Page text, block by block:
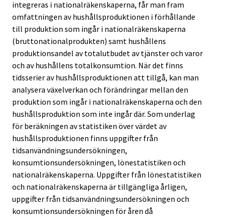
integreras i nationalräkenskaperna, får man fram
omfattningen av hushållsproduktionen i förhållande
till produktion som ingår i nationalräkenskaperna
(bruttonationalprodukten) samt hushållens
produktionsandel av totalutbudet av tjänster och varor
och av hushållens totalkonsumtion. När det finns
tidsserier av hushållsproduktionen att tillgå, kan man
analysera växelverkan och förändringar mellan den
produktion som ingår i nationalräkenskaperna och den
hushållsproduktion som inte ingår där. Som underlag
för beräkningen av statistiken över värdet av
hushållsproduktionen finns uppgifter från
tidsanvändningsundersökningen,
konsumtionsundersökningen, lönestatistiken och
nationalräkenskaperna. Uppgifter från lönestatistiken
och nationalräkenskaperna är tillgängliga årligen,
uppgifter från tidsanvändningsundersökningen och
konsumtionsundersökningen för åren då